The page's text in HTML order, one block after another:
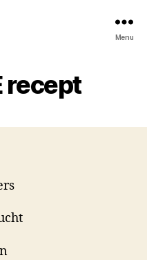
Menu
recept